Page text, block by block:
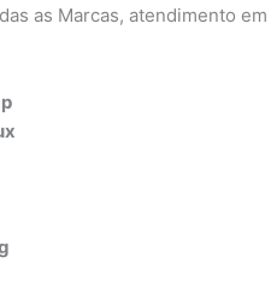
as Marcas, atendimento em